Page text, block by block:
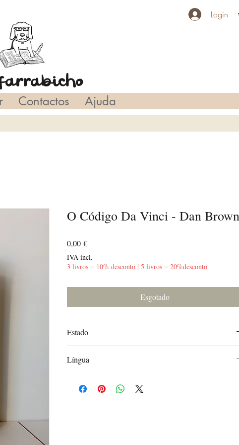
Login
Contactos Ajuda
O Código Da Vinci - Dan Brown
0,00 €Preço
IVA incl.
3 livros = 10% desconto | 5 livros = 20%desconto
Esgotado
Estado
Língua